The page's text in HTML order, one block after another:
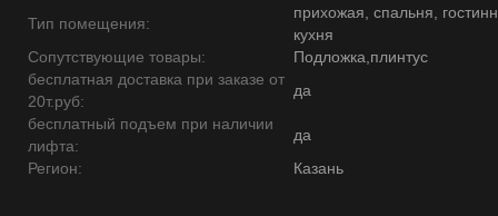
Тип помещения:
прихожая, спальня,
кухня
Сопутствующие товары:
Подложка,плинтус
бесплатная доставка при заказе от
20т.руб:
да
бесплатный подъем при наличии
лифта:
да
Регион:
Казань